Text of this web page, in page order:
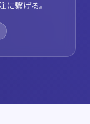
に繋げる。